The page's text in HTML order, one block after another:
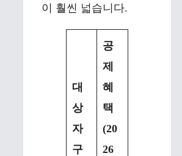
이 훨씬 넓습니다.
대
상
자
구
공
제
혜
택
(20
26